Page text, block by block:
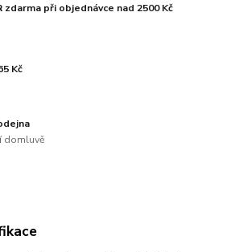
zdarma při objednávce nad 2500 Kč
Kč
domluvě